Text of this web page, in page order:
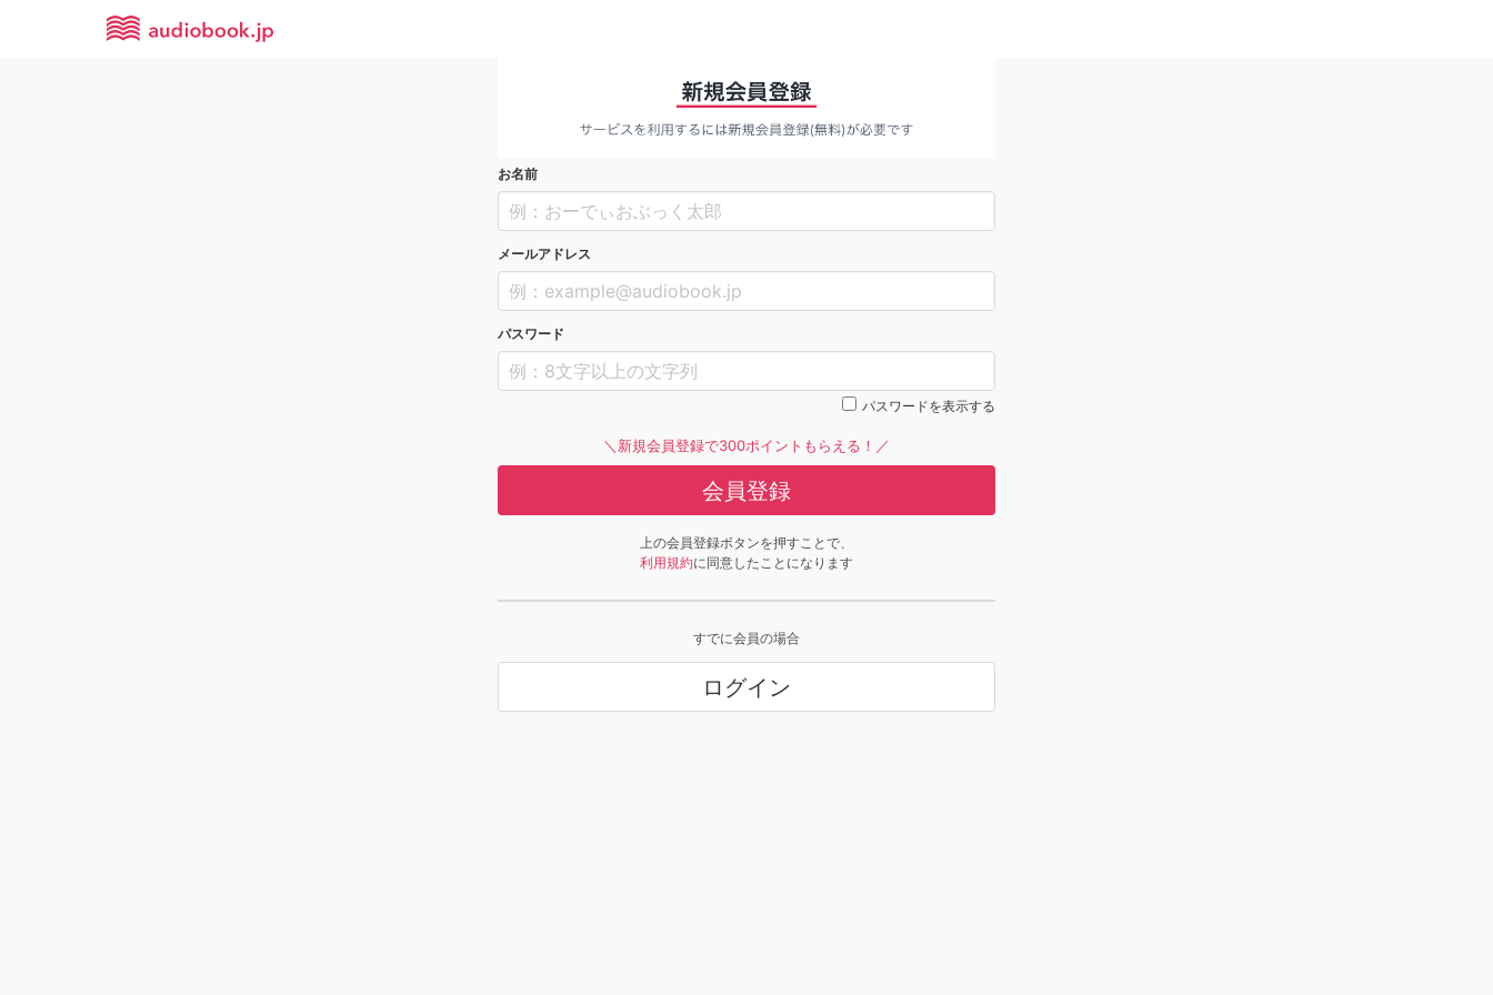
お名前
メールアドレス
パスワード
パスワードを表示する
＼新規会員登録で300ポイントもらえる！／
会員登録
上の会員登録ボタンを押すことで、
利用規約に同意したことになります
すでに会員の場合
ログイン